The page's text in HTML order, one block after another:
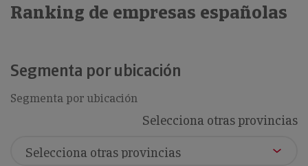
Ranking de empresas españolas
Segmenta por ubicación
Segmenta por ubicación
Selecciona otras provincias